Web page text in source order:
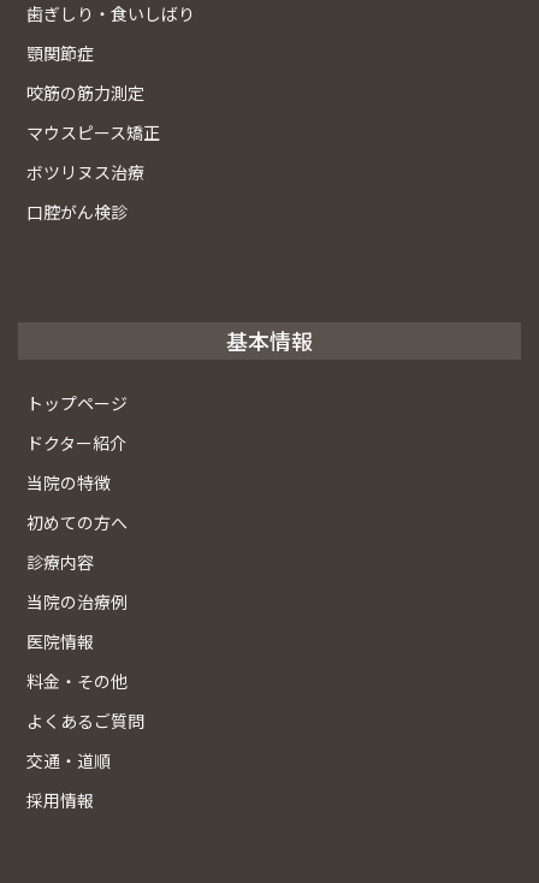
歯ぎしり・食いしばり
顎関節症
咬筋の筋力測定
マウスピース矯正
ボツリヌス治療
口腔がん検診
基本情報
トップページ
ドクター紹介
当院の特徴
初めての方へ
診療内容
当院の治療例
医院情報
料金・その他
よくあるご質問
交通・道順
採用情報